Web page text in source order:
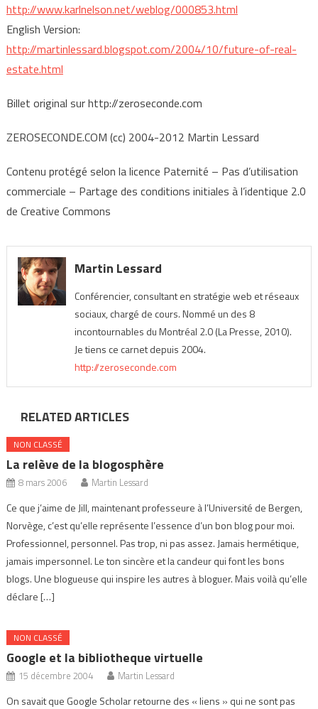
http://www.karlnelson.net/weblog/000853.html
English Version:
http://martinlessard.blogspot.com/2004/10/future-of-real-
estate.html
Billet original sur http://zeroseconde.com
ZEROSECONDE.COM (cc) 2004-2012 Martin Lessard
Contenu protégé selon la licence Paternité – Pas d’utilisation
commerciale – Partage des conditions initiales à l’identique 2.0
de Creative Commons
Martin Lessard
Conférencier, consultant en stratégie web et réseaux
sociaux, chargé de cours. Nommé un des 8
incontournables du Montréal 2.0 (La Presse, 2010).
Je tiens ce carnet depuis 2004.
http://zeroseconde.com
RELATED ARTICLES
NON CLASSÉ
La relève de la blogosphère
8 mars 2006 Martin Lessard
Ce que j’aime de Jill, maintenant professeure à l’Université de Bergen,
Norvège, c’est qu’elle représente l’essence d’un bon blog pour moi.
Professionnel, personnel. Pas trop, ni pas assez. Jamais hermétique,
jamais impersonnel. Le ton sincère et la candeur qui font les bons
blogs. Une blogueuse qui inspire les autres à bloguer. Mais voilà qu’elle
déclare […]
NON CLASSÉ
Google et la bibliotheque virtuelle
15 décembre 2004 Martin Lessard
On savait que Google Scholar retourne des « liens » qui ne sont pas